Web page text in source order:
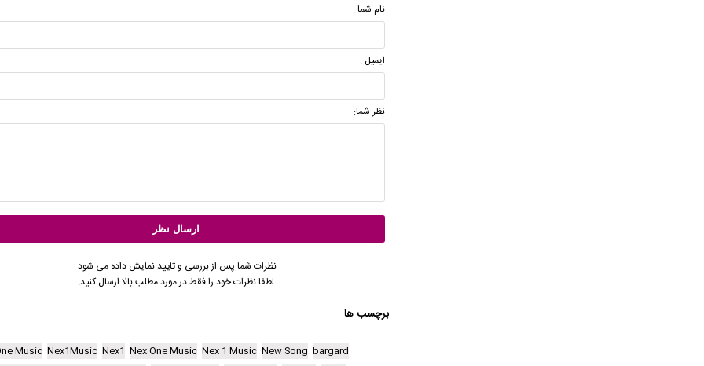
نام شما :
ایمیل :
نظر شما:
نظرات شما پس از بررسی و تایید نمایش داده می شود.
لطفا نظرات خود را فقط در مورد مطلب بالا ارسال کنید.
برچسب ها
bargard
New Song
Nex 1 Music
Nex One Music
Nex1
Nex1Music
Music